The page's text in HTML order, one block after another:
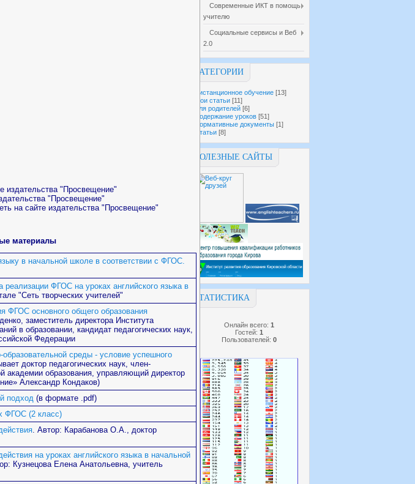
Современные ИКТ в помощь
учителю
Социальные сервисы и Веб
2.0
КАТЕГОРИИ
Дистанционное обучение [13]
Мои статьи [11]
Для родителей [6]
Содержание уроков [51]
Нормативные документы [1]
Статьи [8]
ПОЛЕЗНЫЕ САЙТЫ
СТАТИСТИКА
Онлайн всего: 1
Гостей: 1
Пользователей: 0
издательства "Просвещение"
"Просвещение"
на сайте издательства "Просвещение"
материалы
в начальной школе в соответствии с ФГОС.
ФГОС на уроках английского языка в
"Сеть творческих учителей"
ФГОС основного общего образования
заместитель директора Института
в образовании, кандидат педагогических наук,
Федерации
среды - условие успешного
доктор педагогических наук, член-
академии образования, управляющий директор
Александр Кондаков)
подход (в формате .pdf)
ФГОС (2 класс)
. Автор: Карабанова О.А., доктор
на уроках английского языка в начальной
Кузнецова Елена Анатольевна, учитель